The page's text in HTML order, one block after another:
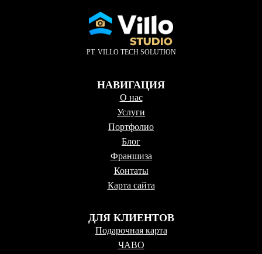
PT. VILLO TECH SOLUTION
НАВИГАЦИЯ
О нас
Услуги
Портфолио
Блог
Франшиза
Контаты
Карта сайта
ДЛЯ КЛИЕНТОВ
Подарочная карта
ЧАВО